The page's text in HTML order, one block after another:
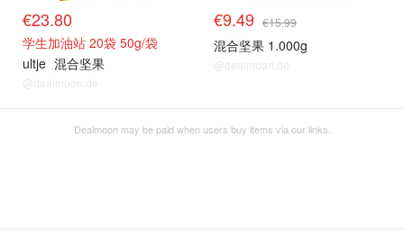
€23.80
学生加油站 20袋 50g/袋
ultje 混合坚果
@dealmoon.de
€9.49 €15.99
混合坚果 1.000g
@dealmoon.de
Dealmoon may be paid when users buy items via our links.